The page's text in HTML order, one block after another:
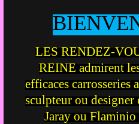
LES RENDEZ-
REINE admirent
efficaces carrosseries
sculpteur ou designer
Jaray ou